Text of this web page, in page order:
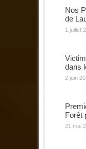
Nos
de
1 juillet
dans
2 juin
Forêt
21 mai